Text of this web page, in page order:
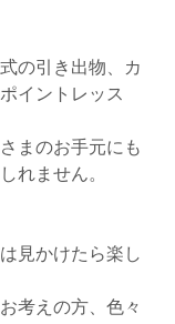
の引き出物、カ
イントレッス
まのお手元にも
れません。
見かけたら楽し
考えの方、色々